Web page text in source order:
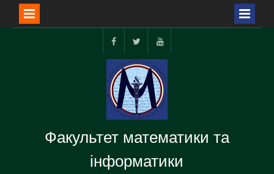
facebooktwitter youtube
Факультет математики та
інформатики